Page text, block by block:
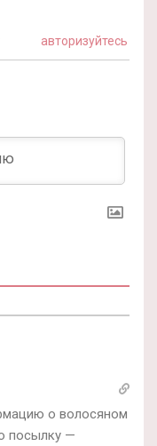
авторизуйтесь
о волосяном
посылку —